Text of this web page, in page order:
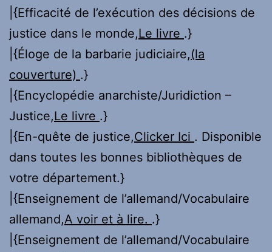
|{Efficacité de l’exécution des décisions de
justice dans le monde,Le livre .}
|{Éloge de la barbarie judiciaire,(la
couverture) .}
|{Encyclopédie anarchiste/Juridiction –
Justice,Le livre .}
|{En-quête de justice,Clicker Ici . Disponible
dans toutes les bonnes bibliothèques de
votre département.}
|{Enseignement de l’allemand/Vocabulaire
allemand,A voir et à lire. .}
|{Enseignement de l’allemand/Vocabulaire